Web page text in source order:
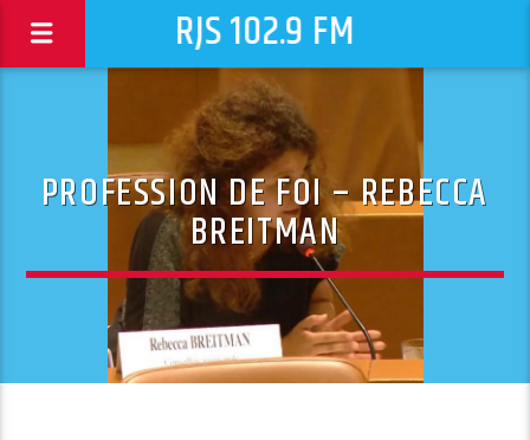
RJS 102.9 FM
PROFESSION DE FOI – REBECCA
BREITMAN